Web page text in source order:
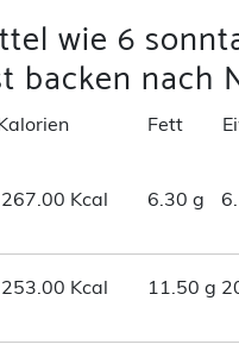
wie 6
backen nach
Fett
267.00 Kcal 6.30 g
253.00 Kcal 11.50 g